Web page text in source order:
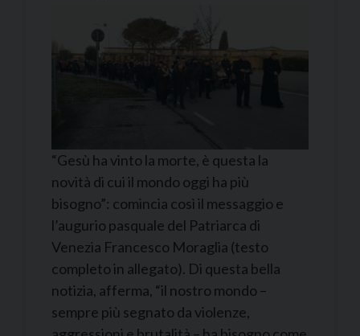
“Gesù ha vinto la morte, è questa la
novità di cui il mondo oggi ha più
bisogno”: comincia così il messaggio e
l’augurio pasquale del Patriarca di
Venezia Francesco Moraglia (testo
completo in allegato). Di questa bella
notizia, afferma, “il nostro mondo –
sempre più segnato da violenze,